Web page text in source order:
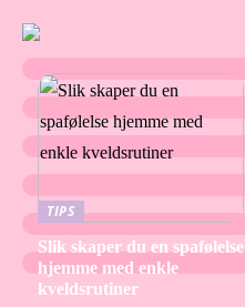
TIPS
Slik skaper du en spafølelse
hjemme med enkle
kveldsrutiner